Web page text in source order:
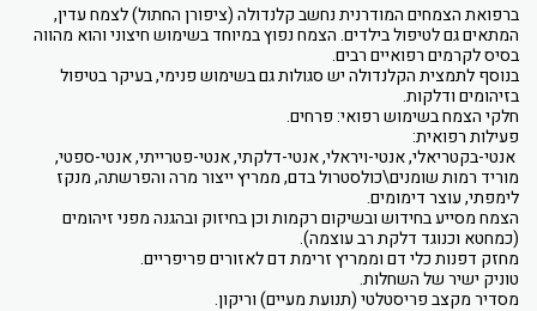
ברפואת הצמחים המודרנית נחשב קלנדולה (ציפורן החתול) לצמח עדין,
המתאים גם לטיפול בילדים. הצמח נפוץ במיוחד בשימוש חיצוני והוא מהווה
בסיס לקרמים רפואיים רבים.
בנוסף לתמצית הקלנדולה יש סגולות גם בשימוש פנימי, בעיקר בטיפול
בזיהומים ודלקות.
חלקי הצמח בשימוש רפואי: פרחים.
פעילות רפואית:
אנטי-בקטריאלי, אנטי-ויראלי, אנטי-דלקתי, אנטי-פטרייתי, אנטי-ספטי,
מוריד רמות שומנים\כולסטרול בדם, ממריץ ייצור מרה והפרשתה, מנקז
לימפתי, עוצר דימומים.
הצמח מסייע בחידוש ובשיקום רקמות וכן בחיזוק ובהגנה מפני זיהומים
(כמחטא וכנוגד דלקת רב עוצמה).
מחזק דפנות כלי דם וממריץ זרימת דם לאזורים פריפריים.
טוניק ישיר של השחלות.
מסדיר מקצב פריסטלטי (תנועת מעיים) וריקון.